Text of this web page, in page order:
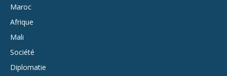
Maroc
Afrique
Mali
Société
Diplomatie